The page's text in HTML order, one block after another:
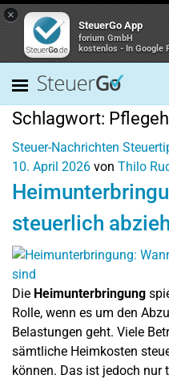
×
SteuerGo App
forium GmbH
kostenlos - In Google
Schlagwort:
Steuer-Nachrichten
10. April 2026 von Thilo
steuerlich
Die Heimunterbringung
Rolle, wenn es um den
Belastungen geht. Viele
sämtliche Heimkosten
können. Das ist jedoch nur